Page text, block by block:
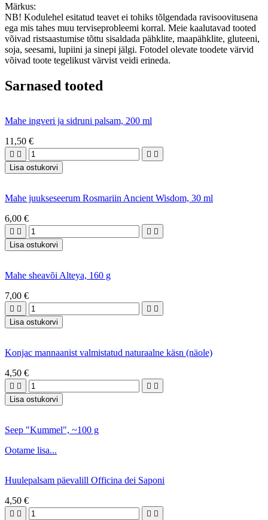
Märkus:
NB! Kodulehel esitatud teavet ei tohiks tõlgendada ravisoovitusena
ega mis tahes muu terviseprobleemi korral. Meie kaalutavad tooted
võivad ristsaastumise tõttu sisaldada pähklite, maapähklite, gluteeni,
soja, seesami, lupiini ja sinepi jälgi. Fotodel olevate toodete värvid
võivad toote tegelikust värvist veidi erineda.
Sarnased tooted
Mahe ingveri ja sidruni palsam, 200 ml
11,50 €
   
Lisa ostukorvi
Mahe juukseseerum Rosmariin Ancient Wisdom, 30 ml
6,00 €
   
Lisa ostukorvi
Mahe sheavõi Alteya, 160 g
7,00 €
   
Lisa ostukorvi
Konjac mannaanist valmistatud naturaalne käsn (näole)
4,50 €
   
Lisa ostukorvi
Seep "Kummel", ~100 g
Ootame lisa...
Huulepalsam päevalill Officina dei Saponi
4,50 €
   